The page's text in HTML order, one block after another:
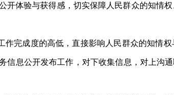
开体验与获得感，切实保障人民群众的知情
完成度的高低，直接影响人民群众的知情
信息公开发布工作，对下收集信息，对上沟